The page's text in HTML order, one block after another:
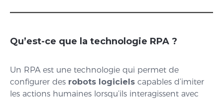
Qu’est-ce que la technologie RPA ?
Un RPA est une technologie qui permet de
configurer des robots logiciels capables d’imiter
les actions humaines lorsqu’ils interagissent avec